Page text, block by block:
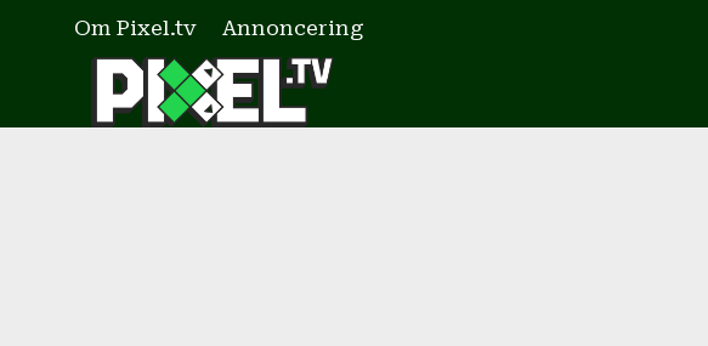
Fortsæt
Om Pixel.tv Annoncering